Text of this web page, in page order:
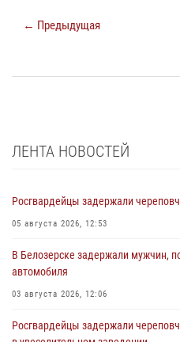
← Предыдущая
ЛЕНТА НОВОСТЕЙ
Росгвардейцы задержали
05 августа 2026, 12:53
В Белозерске задержали мужчин,
автомобиля
03 августа 2026, 12:06
Росгвардейцы задержали